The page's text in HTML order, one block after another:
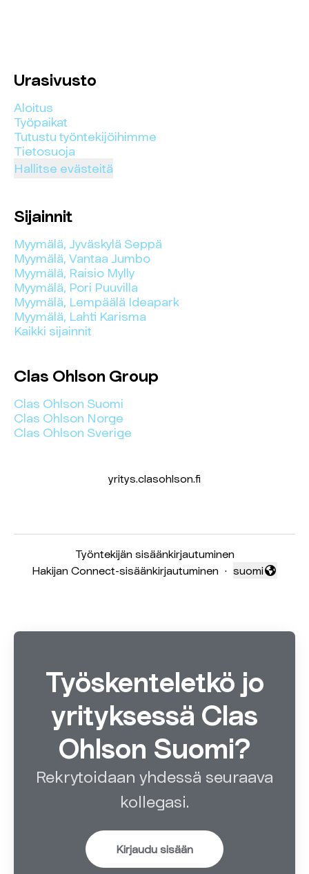
Urasivusto
Aloitus
Työpaikat
Tutustu työntekijöihimme
Tietosuoja
Hallitse evästeitä
Sijainnit
Myymälä, Jyväskylä Seppä
Myymälä, Vantaa Jumbo
Myymälä, Raisio Mylly
Myymälä, Pori Puuvilla
Myymälä, Lempäälä Ideapark
Myymälä, Lahti Karisma
Kaikki sijainnit
Clas Ohlson Group
Clas Ohlson Suomi
Clas Ohlson Norge
Clas Ohlson Sverige
yritys.clasohlson.fi
Työntekijän sisäänkirjautuminen
Hakijan Connect-sisäänkirjautuminen ·
Vaihda kieli
suomi
Työskenteletkö jo
yrityksessä Clas
Ohlson Suomi?
Rekrytoidaan yhdessä seuraava
kollegasi.
Kirjaudu sisään